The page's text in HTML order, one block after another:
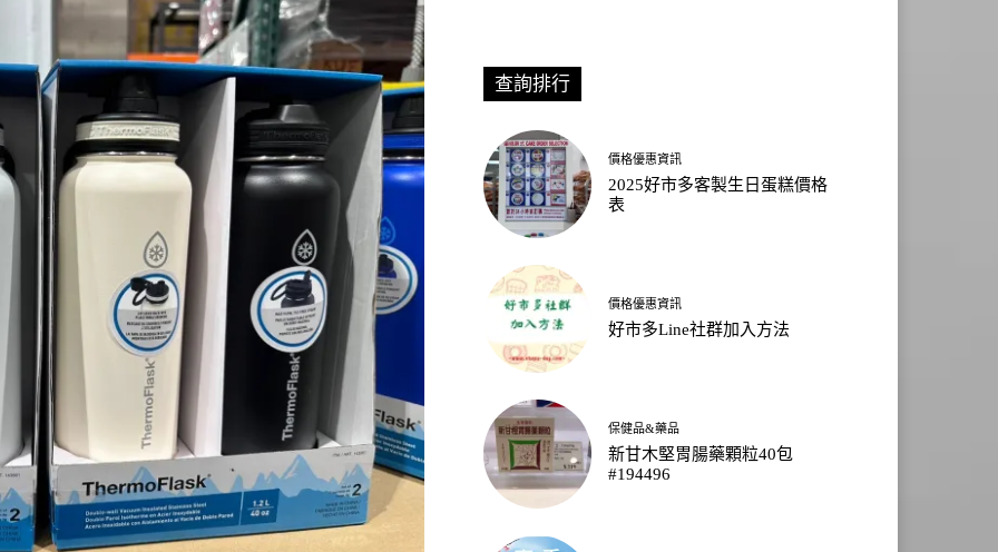
查詢排行
價格優惠資訊
2025好市多客製生日蛋糕價格
表
價格優惠資訊
好市多Line社群加入方法
保健品&藥品
新甘木堅胃腸藥顆粒40包
#194496